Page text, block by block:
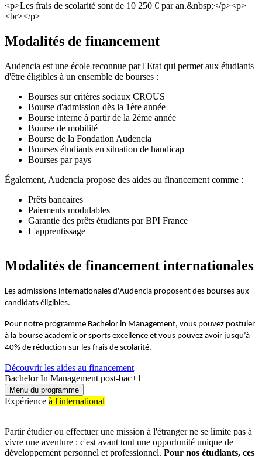
<p>Les frais de scolarité sont de 10 250 € par an.&nbsp;</p><p>
<br></p>
Modalités de financement
Audencia est une école reconnue par l'Etat qui permet aux étudiants
d'être éligibles à un ensemble de bourses :
Bourses sur critères sociaux CROUS
Bourse d'admission dès la 1ère année
Bourse interne à partir de la 2ème année
Bourse de mobilité
Bourse de la Fondation Audencia
Bourses étudiants en situation de handicap
Bourses par pays
Également, Audencia propose des aides au financement comme :
Prêts bancaires
Paiements modulables
Garantie des prêts étudiants par BPI France
L'apprentissage
Modalités de financement internationales
Les admissions internationales d'Audencia proposent des bourses aux
candidats éligibles.
Pour notre programme Bachelor in Management, vous pouvez postuler
à la bourse academic or sports excellence et vous pouvez avoir jusqu’à
40% de réduction sur les frais de scolarité.
Découvrir les aides au financement
Bachelor In Management post-bac+1
Menu du programme
Expérience à l'international
Partir étudier ou effectuer une mission à l'étranger ne se limite pas à
vivre une aventure : c'est avant tout une opportunité unique de
développement personnel et professionnel. Pour nos étudiants, ces